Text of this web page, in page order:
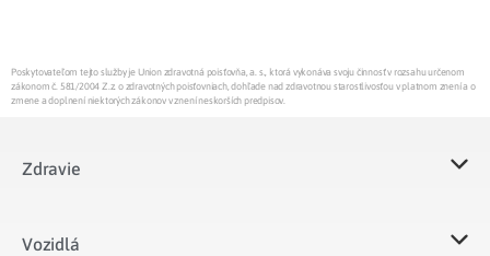
Poskytovateľom tejto služby je Union zdravotná poisťovňa, a. s., ktorá vykonáva svoju činnosť v rozsahu určenom
zákonom č. 581/2004 Z.z. o zdravotných poisťovniach, dohľade nad zdravotnou starostlivosťou v platnom znení a o
zmene a doplnení niektorých zákonov v znení neskorších predpisov.
Zdravie
Vozidlá​